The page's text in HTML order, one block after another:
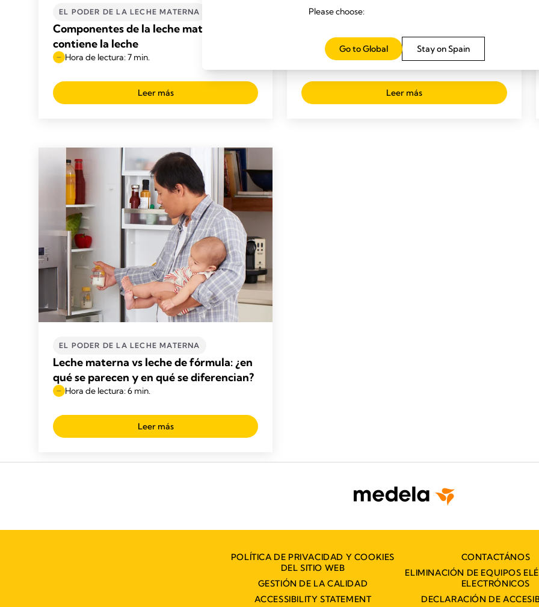
EL PODER DE LA LECHE MATERNA
Componentes de la leche materna: ¿Qué
contiene la leche
Hora de lectura: 7 min.
Leer más
EL PODER DE LA LECHE MATERNA
Hora de lectura: 4 min.
Leer más
EL PODER DE LA LECHE MATERNA
Leche materna vs leche de fórmula: ¿en
qué se parecen y en qué se diferencian?
Hora de lectura: 6 min.
Leer más
POLÍTICA DE PRIVACIDAD Y COOKIES
DEL SITIO WEB
GESTIÓN DE LA CALIDAD
ACCESSIBILITY STATEMENT
CONTACTÁNOS
ELIMINACIÓN DE EQUIPOS
ELECTRÓNICOS
DECLARACIÓN DE
Please choose:
Stay on Spain
Go to Global